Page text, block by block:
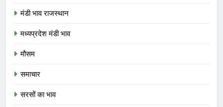
मंडी भाव राजस्थान
मध्यप्रदेश मंडी भाव
मौसम
समाचार
सरसों का भाव